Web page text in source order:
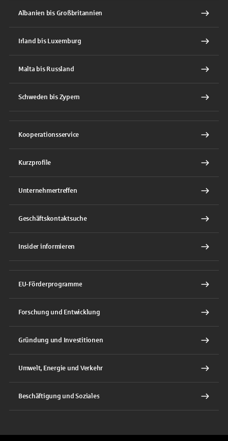
Albanien bis Großbritannien
Irland bis Luxemburg
Malta bis Russland
Schweden bis Zypern
Kooperationsservice
Kurzprofile
Unternehmertreffen
Geschäftskontaktsuche
Insider informieren
EU-Förderprogramme
Forschung und Entwicklung
Gründung und Investitionen
Umwelt, Energie und Verkehr
Beschäftigung und Soziales